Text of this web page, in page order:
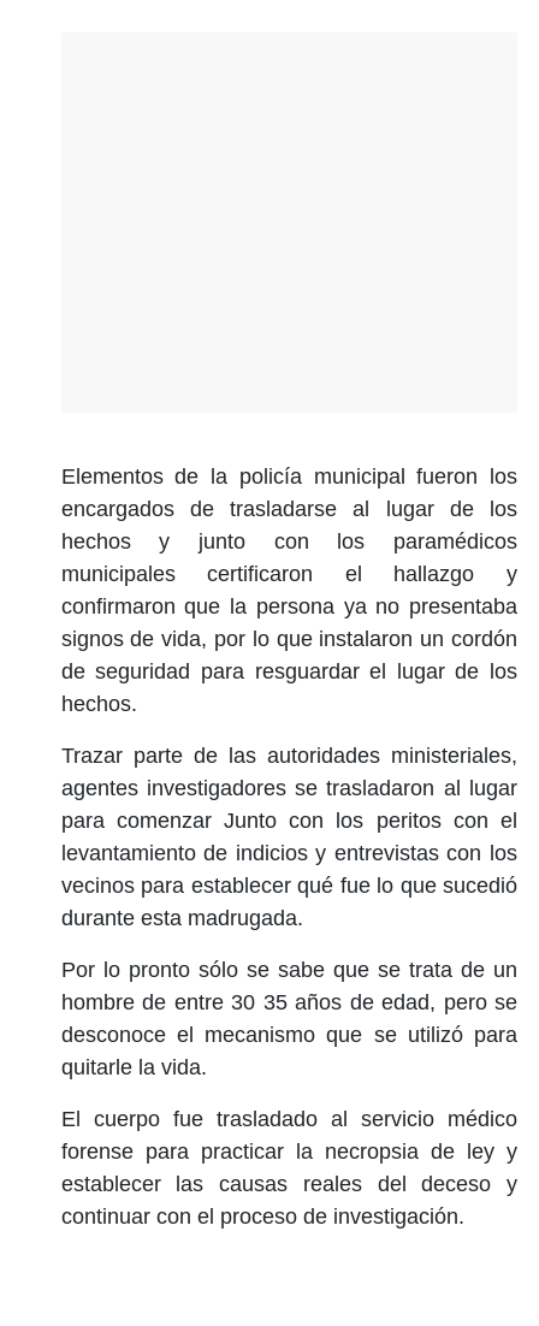
Elementos de la policía municipal fueron los
encargados de trasladarse al lugar de los
hechos y junto con los paramédicos
municipales certificaron el hallazgo y
confirmaron que la persona ya no presentaba
signos de vida, por lo que instalaron un cordón
de seguridad para resguardar el lugar de los
hechos.
Trazar parte de las autoridades ministeriales,
agentes investigadores se trasladaron al lugar
para comenzar Junto con los peritos con el
levantamiento de indicios y entrevistas con los
vecinos para establecer qué fue lo que sucedió
durante esta madrugada.
Por lo pronto sólo se sabe que se trata de un
hombre de entre 30 35 años de edad, pero se
desconoce el mecanismo que se utilizó para
quitarle la vida.
El cuerpo fue trasladado al servicio médico
forense para practicar la necropsia de ley y
establecer las causas reales del deceso y
continuar con el proceso de investigación.